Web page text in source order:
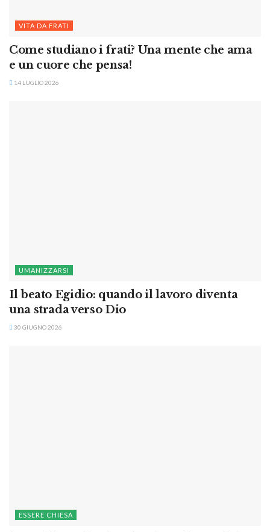
VITA DA FRATI
Come studiano i frati? Una mente che ama
e un cuore che pensa!
14 LUGLIO 2026
UMANIZZARSI
Il beato Egidio: quando il lavoro diventa
una strada verso Dio
30 GIUGNO 2026
ESSERE CHIESA